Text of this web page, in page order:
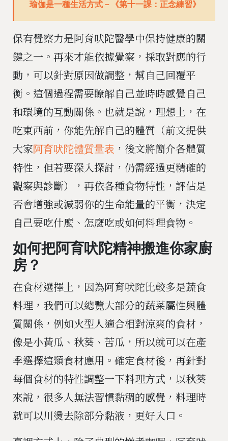
瑜伽是一種生活方式－《第十一課：正念練習》
保有覺察力是阿育吠陀醫學中保持健康的關
鍵之一。再來才能依據覺察，採取對應的行
動，可以針對原因做調整，幫自己回覆平
衡。這個過程需要瞭解自己並時時感覺自己
和環境的互動關係。也就是說，理想上，在
吃東西前，你能先解自己的體質（前文提供
大家阿育吠陀體質量表 ，後文將簡介各體質
特性，但若要深入探討，仍需經過更精確的
觀察與診斷），再依各種食物特性，評估是
否會增強或減弱你的生命能量的平衡，決定
自己要吃什麼、怎麼吃或如何料理食物。
如何把阿育吠陀精神搬進你家廚
房？
在食材選擇上，因為阿育吠陀比較多是蔬食
料理，我們可以總覽大部分的蔬菜屬性與體
質關係，例如火型人適合相對涼爽的食材，
像是小黃瓜、秋葵、苦瓜，所以就可以在產
季選擇這類食材應用。確定食材後，再針對
每個食材的特性調整一下料理方式，以秋葵
來說，很多人無法習慣黏稠的感覺，料理時
就可以川燙去除部分黏液，更好入口。